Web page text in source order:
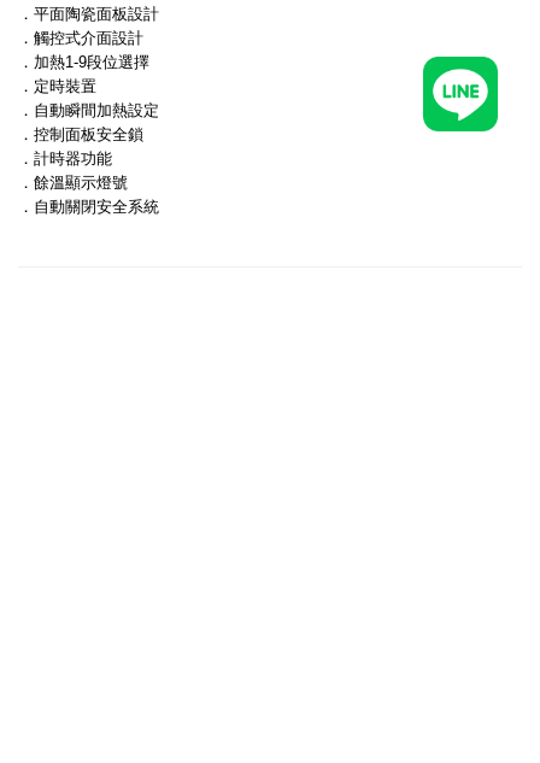
．平面陶瓷面板設計
．觸控式介面設計
．加熱1-9段位選擇
．定時裝置
．自動瞬間加熱設定
．控制面板安全鎖
．計時器功能
．餘溫顯示燈號
．自動關閉安全系統